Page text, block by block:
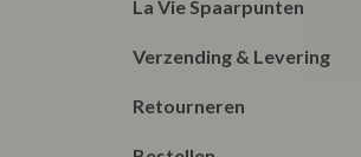
La Vie Spaarpunten
Verzending & Levering
Retourneren